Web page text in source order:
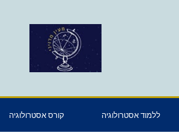
ללמוד אסטרולוגיה קורס אסטרולוגיה